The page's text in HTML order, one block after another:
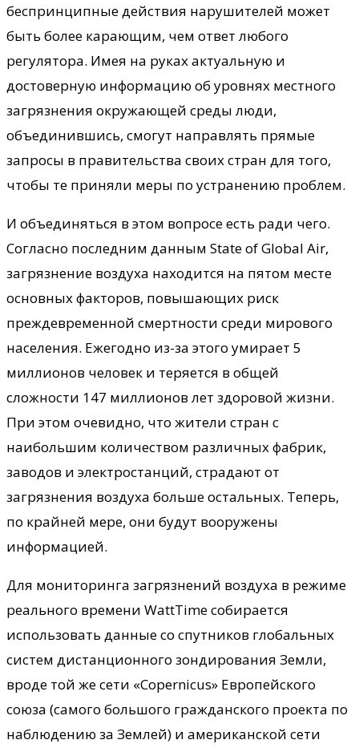
беспринципные действия нарушителей может
быть более карающим, чем ответ любого
регулятора. Имея на руках актуальную и
достоверную информацию об уровнях местного
загрязнения окружающей среды люди,
объединившись, смогут направлять прямые
запросы в правительства своих стран для того,
чтобы те приняли меры по устранению проблем.
И объединяться в этом вопросе есть ради чего.
Согласно последним данным State of Global Air,
загрязнение воздуха находится на пятом месте
основных факторов, повышающих риск
преждевременной смертности среди мирового
населения. Ежегодно из-за этого умирает 5
миллионов человек и теряется в общей
сложности 147 миллионов лет здоровой жизни.
При этом очевидно, что жители стран с
наибольшим количеством различных фабрик,
заводов и электростанций, страдают от
загрязнения воздуха больше остальных. Теперь,
по крайней мере, они будут вооружены
информацией.
Для мониторинга загрязнений воздуха в режиме
реального времени WattTime собирается
использовать данные со спутников глобальных
систем дистанционного зондирования Земли,
вроде той же сети «Copernicus» Европейского
союза (самого большого гражданского проекта по
наблюдению за Землей) и американской сети